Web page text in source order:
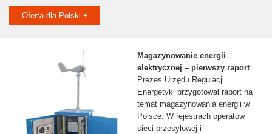
Oferta dla Polski +
Magazynowanie energii
elektrycznej – pierwszy raport
Prezes Urzędu Regulacji
Energetyki przygotował raport na
temat magazynowania energii w
Polsce. W rejestrach operatów
sieci przesyłowej i